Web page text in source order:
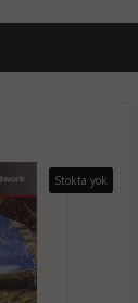
Stokta yok